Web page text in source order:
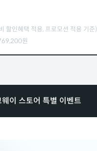
할인혜택 적용, 프로모션 적용 기준)
원
웨이 스토어 특별 이벤트